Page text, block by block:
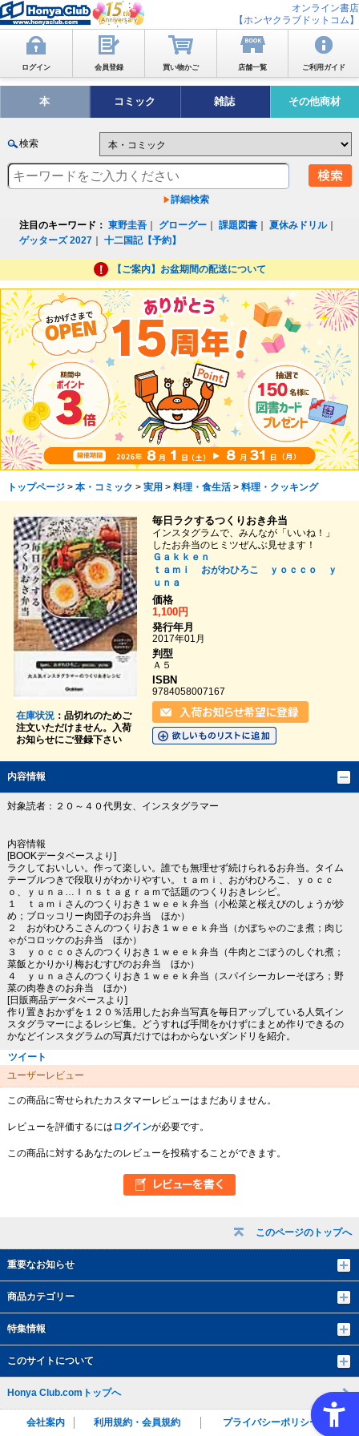
オンライン書店
【ホンヤクラブドットコム】
ログイン 会員登録 買い物かご 店舗一覧 ご利用ガイド
本 コミック 雑誌 その他商材
検索
詳細検索
注目のキーワード： 東野圭吾 グローグー ｜課題図書 ｜夏休みドリル｜
ゲッターズ 2027 ｜十二国記【予約】
【ご案内】お盆期間の配送について
このページのトップへ
重要なお知らせ
商品カテゴリー
特集情報
このサイトについて
トップページ> 本・コミック > 実用 > 料理・食生活> 料理・クッキング
在庫状況：品切れのためご
注文いただけません。入荷
お知らせにご登録下さい
毎日ラクするつくりおき弁当
インスタグラムで、みんなが「いいね！」
したお弁当のヒミツぜんぶ見せます！
Ｇａｋｋｅｎ
ｔａｍｉ
おがわひろこ ｙｏｃｃｏ
ｙ
ｕｎａ
価格
1,100円
発行年月
2017年01月
判型
Ａ５
ISBN
9784058007167
内容情報
対象読者：２０～４０代男女、インスタグラマー
内容情報
[BOOKデータベースより]
ラクしておいしい。作って楽しい。誰でも無理せず続けられるお弁当。タイム
テーブルつきで段取りがわかりやすい。ｔａｍｉ、おがわひろこ、ｙｏｃｃ
ｏ、ｙｕｎａ…Ｉｎｓｔａｇｒａｍで話題のつくりおきレシピ。
１ ｔａｍｉさんのつくりおき１ｗｅｅｋ弁当（小松菜と桜えびのしょうが炒
め；ブロッコリー肉団子のお弁当 ほか）
２ おがわひろこさんのつくりおき１ｗｅｅｋ弁当（かぼちゃのごま煮；肉じ
ゃがコロッケのお弁当 ほか）
３ ｙｏｃｃｏさんのつくりおき１ｗｅｅｋ弁当（牛肉とごぼうのしぐれ煮；
菜飯とかりかり梅おむすびのお弁当 ほか）
４ ｙｕｎａさんのつくりおき１ｗｅｅｋ弁当（スパイシーカレーそぼろ；野
菜の肉巻きのお弁当 ほか）
[日販商品データベースより]
作り置きおかずを１２０％活用したお弁当写真を毎日アップしている人気イン
スタグラマーによるレシピ集。どうすれば手間をかけずにまとめ作りできるの
かなどインスタグラムの写真だけではわからないダンドリを紹介。
ツイート
ユーザーレビュー
この商品に寄せられたカスタマーレビューはまだありません。
レビューを評価するには ログインが必要です。
この商品に対するあなたのレビューを投稿することができます。
Honya Club.comトップへ
会社案内 利用規約・会員規約
プライバシーポリシー